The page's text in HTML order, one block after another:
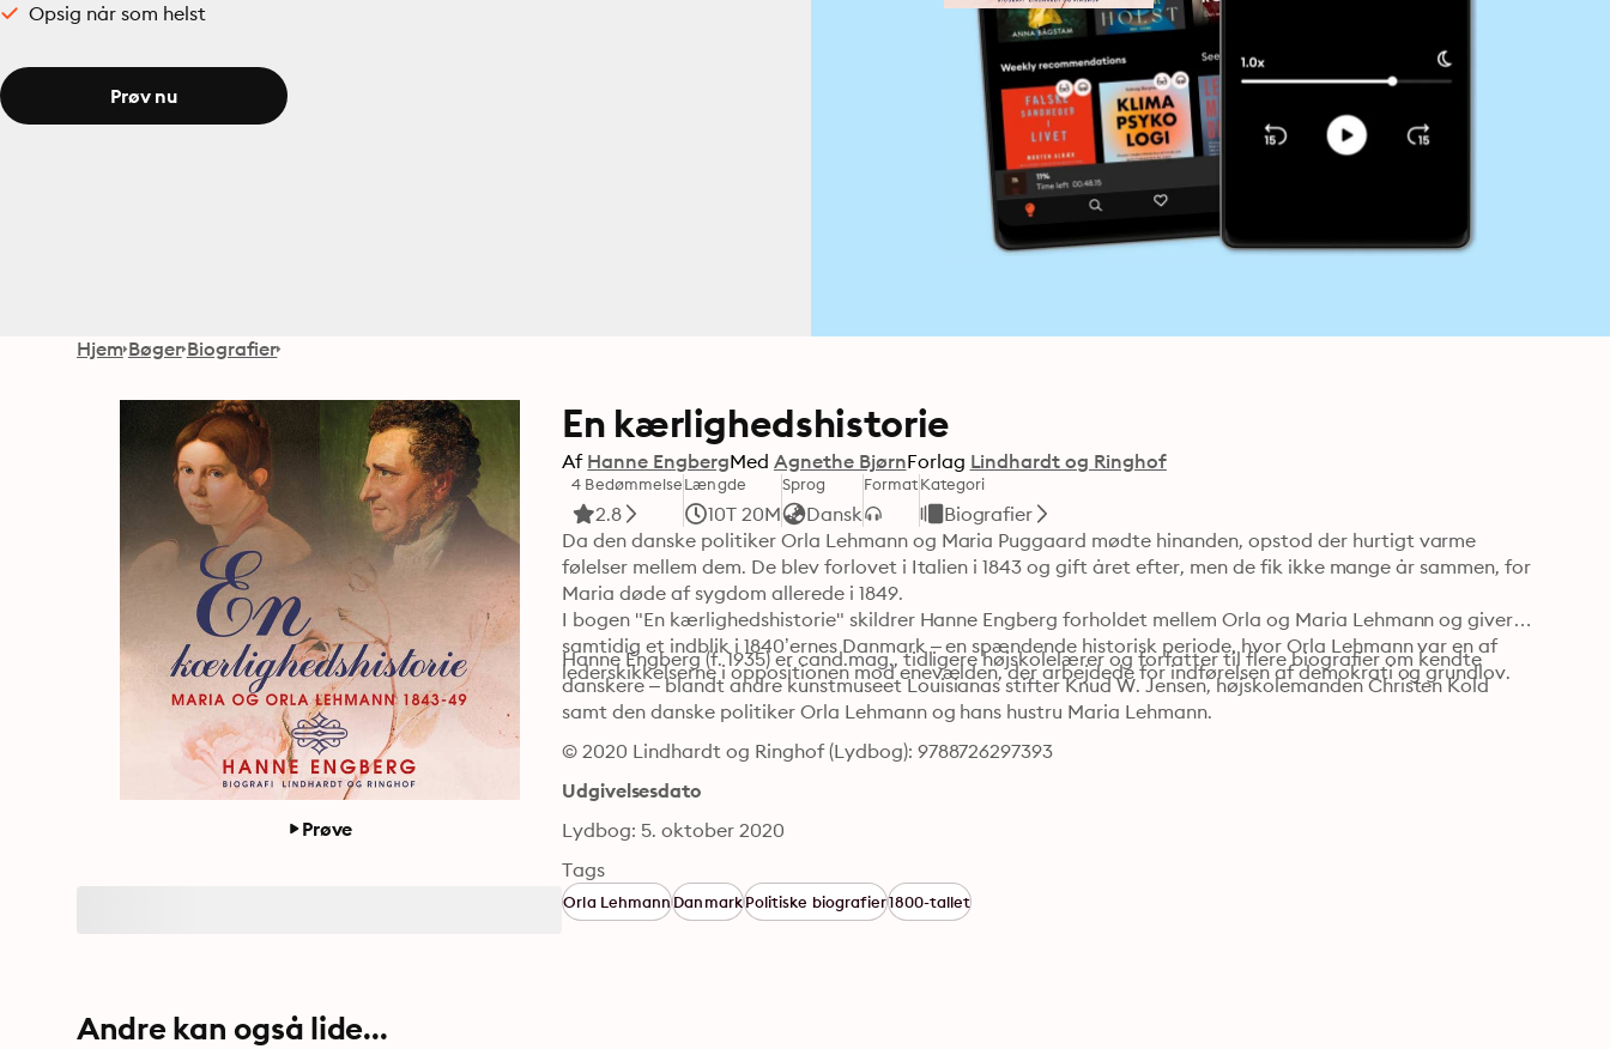
Opsig når som helst
Prøv nu
Hjem Bøger Biografier
Prøve
En kærlighedshistorie
Af Hanne EngbergMed Agnethe BjørnForlag Lindhardt og Ringhof
4 Bedømmelse
2.8
Længde
10T 20M
Sprog
Dansk
FormatKategori
Biografier
Da den danske politiker Orla Lehmann og Maria Puggaard mødte hinanden, opstod der hurtigt varme
følelser mellem dem. De blev forlovet i Italien i 1843 og gift året efter, men de fik ikke mange år sammen, for
Maria døde af sygdom allerede i 1849.
I bogen "En kærlighedshistorie" skildrer Hanne Engberg forholdet mellem Orla og Maria Lehmann og giver
samtidig et indblik i 1840’ernes Danmark – en spændende historisk periode, hvor Orla Lehmann var en af
lederskikkelserne i oppositionen mod enevælden, der arbejdede for indførelsen af demokrati og grundlov.
Hanne Engberg (f. 1935) er cand.mag., tidligere højskolelærer og forfatter til flere biografier om kendte
danskere – blandt andre kunstmuseet Louisianas stifter Knud W. Jensen, højskolemanden Christen Kold
samt den danske politiker Orla Lehmann og hans hustru Maria Lehmann.
© 2020 Lindhardt og Ringhof (Lydbog): 9788726297393
Udgivelsesdato
Lydbog: 5. oktober 2020
Tags
Orla LehmannDanmarkPolitiske biografier1800-tallet
Andre kan også lide...